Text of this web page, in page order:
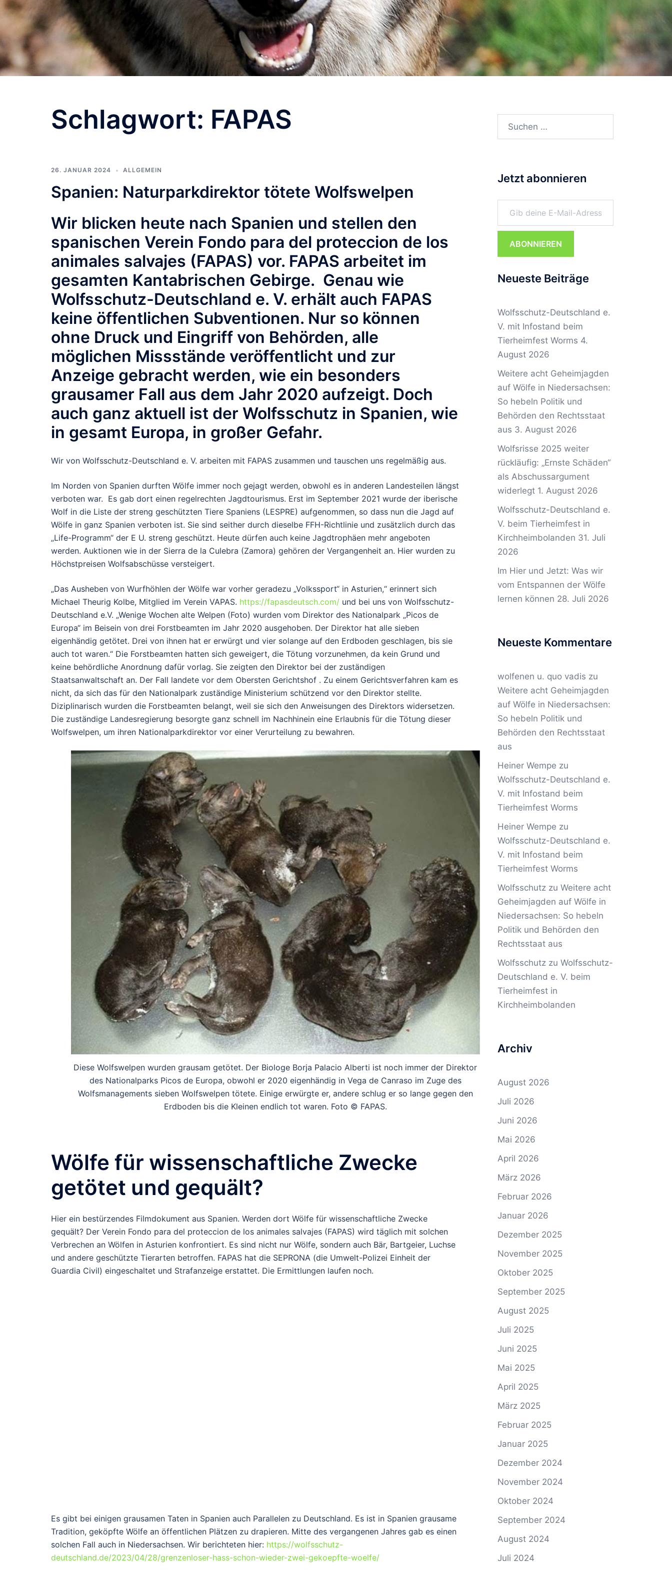
Schlagwort: FAPAS
26. JANUAR 2024 ALLGEMEIN
Spanien: Naturparkdirektor tötete Wolfswelpen
Wir blicken heute nach Spanien und stellen den
spanischen Verein Fondo para del proteccion de los
animales salvajes (FAPAS) vor. FAPAS arbeitet im
gesamten Kantabrischen Gebirge. Genau wie
Wolfsschutz-Deutschland e. V. erhält auch FAPAS
keine öffentlichen Subventionen. Nur so können
ohne Druck und Eingriff von Behörden, alle
möglichen Missstände veröffentlicht und zur
Anzeige gebracht werden, wie ein besonders
grausamer Fall aus dem Jahr 2020 aufzeigt. Doch
auch ganz aktuell ist der Wolfsschutz in Spanien, wie
in gesamt Europa, in großer Gefahr.
Wir von Wolfsschutz-Deutschland e. V. arbeiten mit FAPAS zusammen und tauschen uns regelmäßig aus.
Im Norden von Spanien durften Wölfe immer noch gejagt werden, obwohl es in anderen Landesteilen längst
verboten war. Es gab dort einen regelrechten Jagdtourismus. Erst im September 2021 wurde der iberische
Wolf in die Liste der streng geschützten Tiere Spaniens (LESPRE) aufgenommen, so dass nun die Jagd auf
Wölfe in ganz Spanien verboten ist. Sie sind seither durch dieselbe FFH-Richtlinie und zusätzlich durch das
„Life-Programm“ der E U. streng geschützt. Heute dürfen auch keine Jagdtrophäen mehr angeboten
werden. Auktionen wie in der Sierra de la Culebra (Zamora) gehören der Vergangenheit an. Hier wurden zu
Höchstpreisen Wolfsabschüsse versteigert.
„Das Ausheben von Wurfhöhlen der Wölfe war vorher geradezu „Volkssport“ in Asturien,“ erinnert sich
Michael Theurig Kolbe, Mitglied im Verein VAPAS. https://fapasdeutsch.com/ und bei uns von Wolfsschutz-
Deutschland e.V. „Wenige Wochen alte Welpen (Foto) wurden vom Direktor des Nationalpark „Picos de
Europa“ im Beisein von drei Forstbeamten im Jahr 2020 ausgehoben. Der Direktor hat alle sieben
eigenhändig getötet. Drei von ihnen hat er erwürgt und vier solange auf den Erdboden geschlagen, bis sie
auch tot waren.“ Die Forstbeamten hatten sich geweigert, die Tötung vorzunehmen, da kein Grund und
keine behördliche Anordnung dafür vorlag. Sie zeigten den Direktor bei der zuständigen
Staatsanwaltschaft an. Der Fall landete vor dem Obersten Gerichtshof . Zu einem Gerichtsverfahren kam es
nicht, da sich das für den Nationalpark zuständige Ministerium schützend vor den Direktor stellte.
Diziplinarisch wurden die Forstbeamten belangt, weil sie sich den Anweisungen des Direktors widersetzen.
Die zuständige Landesregierung besorgte ganz schnell im Nachhinein eine Erlaubnis für die Tötung dieser
Wolfswelpen, um ihren Nationalparkdirektor vor einer Verurteilung zu bewahren.
Diese Wolfswelpen wurden grausam getötet. Der Biologe Borja Palacio Alberti ist noch immer der Direktor
des Nationalparks Picos de Europa, obwohl er 2020 eigenhändig in Vega de Canraso im Zuge des
Wolfsmanagements sieben Wolfswelpen tötete. Einige erwürgte er, andere schlug er so lange gegen den
Erdboden bis die Kleinen endlich tot waren. Foto © FAPAS.
Wölfe für wissenschaftliche Zwecke
getötet und gequält?
Hier ein bestürzendes Filmdokument aus Spanien. Werden dort Wölfe für wissenschaftliche Zwecke
gequält? Der Verein Fondo para del proteccion de los animales salvajes (FAPAS) wird täglich mit solchen
Verbrechen an Wölfen in Asturien konfrontiert. Es sind nicht nur Wölfe, sondern auch Bär, Bartgeier, Luchse
und andere geschützte Tierarten betroffen. FAPAS hat die SEPRONA (die Umwelt-Polizei Einheit der
Guardia Civil) eingeschaltet und Strafanzeige erstattet. Die Ermittlungen laufen noch.
Es gibt bei einigen grausamen Taten in Spanien auch Parallelen zu Deutschland. Es ist in Spanien grausame
Tradition, geköpfte Wölfe an öffentlichen Plätzen zu drapieren. Mitte des vergangenen Jahres gab es einen
solchen Fall auch in Niedersachsen. Wir berichteten hier: https://wolfsschutz-
deutschland.de/2023/04/28/grenzenloser-hass-schon-wieder-zwei-gekoepfte-woelfe/
Suchen
Jetzt abonnieren
Gib deine E-Mail-Adresse ein ...
ABONNIEREN
Neueste Beiträge
Wolfsschutz-Deutschland e.
V. mit Infostand beim
Tierheimfest Worms 4.
August 2026
Weitere acht Geheimjagden
auf Wölfe in Niedersachsen:
So hebeln Politik und
Behörden den Rechtsstaat
aus 3. August 2026
Wolfsrisse 2025 weiter
rückläufig: „Ernste Schäden“
als Abschussargument
widerlegt 1. August 2026
Wolfsschutz-Deutschland e.
V. beim Tierheimfest in
Kirchheimbolanden 31. Juli
2026
Im Hier und Jetzt: Was wir
vom Entspannen der Wölfe
lernen können 28. Juli 2026
Neueste Kommentare
wolfenen u. quo vadis zu
Weitere acht Geheimjagden
auf Wölfe in Niedersachsen:
So hebeln Politik und
Behörden den Rechtsstaat
aus
Heiner Wempe zu
Wolfsschutz-Deutschland e.
V. mit Infostand beim
Tierheimfest Worms
Heiner Wempe zu
Wolfsschutz-Deutschland e.
V. mit Infostand beim
Tierheimfest Worms
Wolfsschutzzu Weitere acht
Geheimjagden auf Wölfe in
Niedersachsen: So hebeln
Politik und Behörden den
Rechtsstaat aus
Wolfsschutzzu Wolfsschutz-
Deutschland e. V. beim
Tierheimfest in
Kirchheimbolanden
Archiv
August 2026
Juli 2026
Juni 2026
Mai 2026
April 2026
März 2026
Februar 2026
Januar 2026
Dezember 2025
November 2025
Oktober 2025
September 2025
August 2025
Juli 2025
Juni 2025
Mai 2025
April 2025
März 2025
Februar 2025
Januar 2025
Dezember 2024
November 2024
Oktober 2024
September 2024
August 2024
Juli 2024